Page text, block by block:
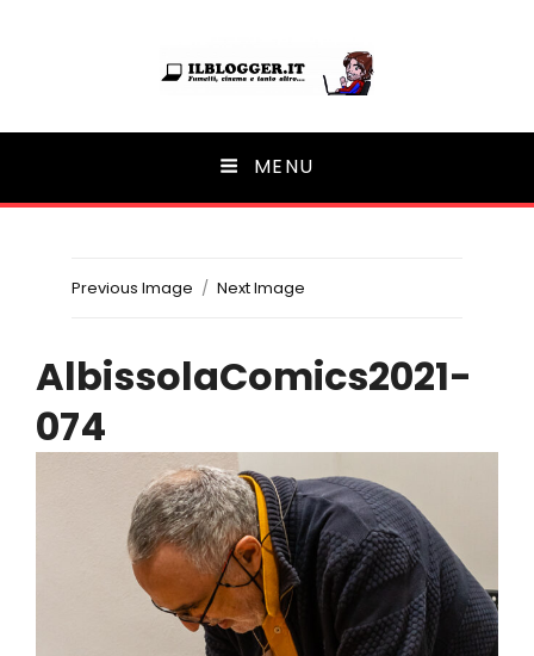
Ilblogger.it
Il portalino di blog | MENU
Previous Image Next Image
AlbissolaComics2021-
074